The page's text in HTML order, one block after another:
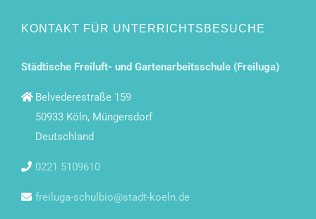
KONTAKT FÜR UNTERRICHTSBESUCHE
Städtische Freiluft- und Gartenarbeitsschule (Freiluga)
Belvederestraße 159
50933 Köln, Müngersdorf
Deutschland
0221 5109610
freiluga-schulbio@stadt-koeln.de